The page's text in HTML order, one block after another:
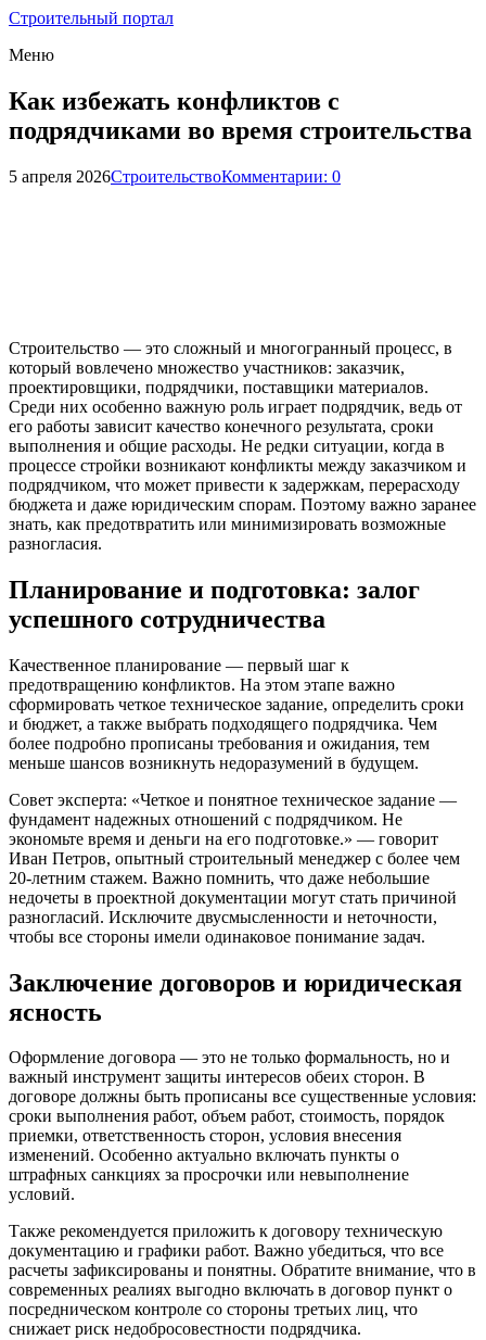
Строительный портал
Меню
Как избежать конфликтов с
подрядчиками во время строительства
5 апреля 2026СтроительствоКомментарии: 0
Строительство — это сложный и многогранный процесс, в
который вовлечено множество участников: заказчик,
проектировщики, подрядчики, поставщики материалов.
Среди них особенно важную роль играет подрядчик, ведь от
его работы зависит качество конечного результата, сроки
выполнения и общие расходы. Не редки ситуации, когда в
процессе стройки возникают конфликты между заказчиком и
подрядчиком, что может привести к задержкам, перерасходу
бюджета и даже юридическим спорам. Поэтому важно заранее
знать, как предотвратить или минимизировать возможные
разногласия.
Планирование и подготовка: залог
успешного сотрудничества
Качественное планирование — первый шаг к
предотвращению конфликтов. На этом этапе важно
сформировать четкое техническое задание, определить сроки
и бюджет, а также выбрать подходящего подрядчика. Чем
более подробно прописаны требования и ожидания, тем
меньше шансов возникнуть недоразумений в будущем.
Совет эксперта: «Четкое и понятное техническое задание —
фундамент надежных отношений с подрядчиком. Не
экономьте время и деньги на его подготовке.» — говорит
Иван Петров, опытный строительный менеджер с более чем
20-летним стажем. Важно помнить, что даже небольшие
недочеты в проектной документации могут стать причиной
разногласий. Исключите двусмысленности и неточности,
чтобы все стороны имели одинаковое понимание задач.
Заключение договоров и юридическая
ясность
Оформление договора — это не только формальность, но и
важный инструмент защиты интересов обеих сторон. В
договоре должны быть прописаны все существенные условия:
сроки выполнения работ, объем работ, стоимость, порядок
приемки, ответственность сторон, условия внесения
изменений. Особенно актуально включать пункты о
штрафных санкциях за просрочки или невыполнение
условий.
Также рекомендуется приложить к договору техническую
документацию и графики работ. Важно убедиться, что все
расчеты зафиксированы и понятны. Обратите внимание, что в
современных реалиях выгодно включать в договор пункт о
посредническом контроле со стороны третьих лиц, что
снижает риск недобросовестности подрядчика.